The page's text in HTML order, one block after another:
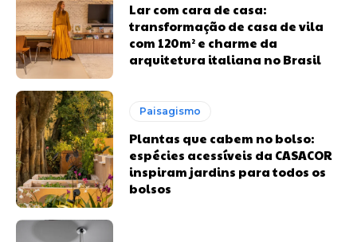
Lar com cara de casa:
transformação de casa de vila
com 120m² e charme da
arquitetura italiana no Brasil
Paisagismo
Plantas que cabem no bolso:
espécies acessíveis da CASACOR
inspiram jardins para todos os
bolsos